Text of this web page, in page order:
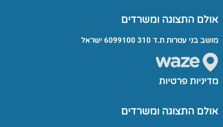
אולם התצוגה ומשרדים
מושב בני עטרות ת.ד 310 6099100 ישראל
מדיניות פרטיות
אולם התצוגה ומשרדים